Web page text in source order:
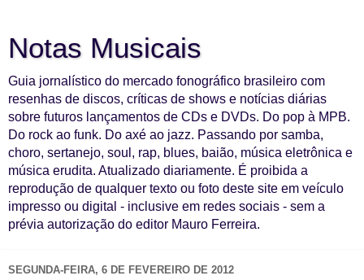
Notas Musicais
Guia jornalístico do mercado fonográfico brasileiro com
resenhas de discos, críticas de shows e notícias diárias
sobre futuros lançamentos de CDs e DVDs. Do pop à MPB.
Do rock ao funk. Do axé ao jazz. Passando por samba,
choro, sertanejo, soul, rap, blues, baião, música eletrônica e
música erudita. Atualizado diariamente. É proibida a
reprodução de qualquer texto ou foto deste site em veículo
impresso ou digital - inclusive em redes sociais - sem a
prévia autorização do editor Mauro Ferreira.
SEGUNDA-FEIRA, 6 DE FEVEREIRO DE 2012